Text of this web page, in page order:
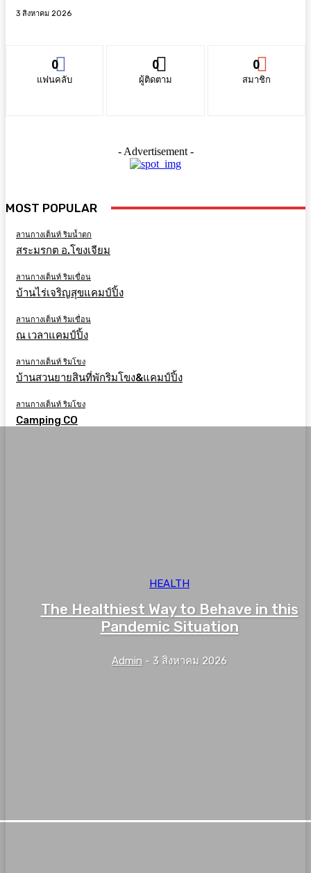
3 สิงหาคม 2026
0
แฟนคลับ
0
ผู้ติดตาม
0
สมาชิก
- Advertisement -
MOST POPULAR
ลานกางเต็นท์ ริมน้ำตก
สระมรกต อ.โขงเจียม
ลานกางเต็นท์ ริมเขื่อน
บ้านไร่เจริญสุขแคมป์ปิ้ง
ลานกางเต็นท์ ริมเขื่อน
ณ เวลาแคมป์ปิ้ง
ลานกางเต็นท์ ริมโขง
บ้านสวนยายสินที่พักริมโขง&แคมป์ปิ้ง
ลานกางเต็นท์ ริมโขง
Camping CO
HEALTH
The Healthiest Way to Behave in this
Pandemic Situation
Admin - 3 สิงหาคม 2026